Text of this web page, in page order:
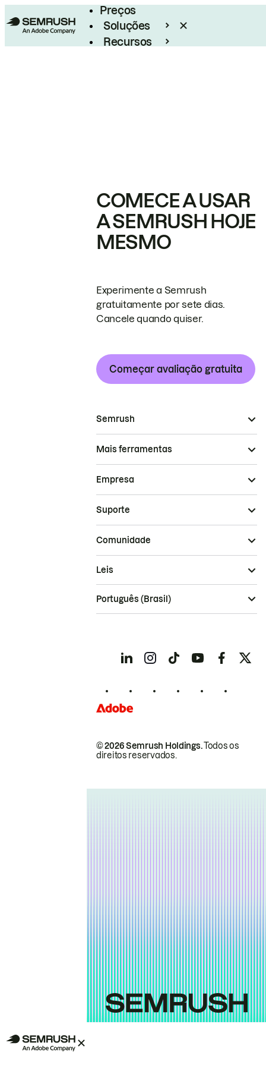
Preços
Soluções
Recursos
COMECE A USAR
A SEMRUSH HOJE
MESMO
Experimente a Semrush
gratuitamente por sete dias.
Cancele quando quiser.
Começar avaliação gratuita
Semrush
Mais ferramentas
Empresa
Suporte
Comunidade
© 2026 Semrush Holdings.Todos os
direitos reservados.
Leis
Português (Brasil)